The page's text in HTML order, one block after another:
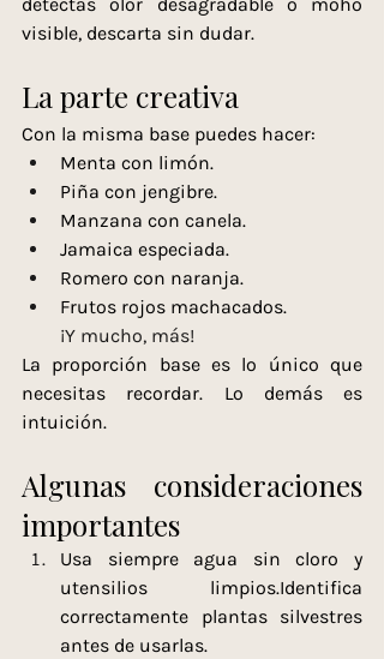
visible, descarta sin dudar.
La parte creativa
Con la misma base puedes hacer:
Menta con limón.
Piña con jengibre.
Manzana con canela.
Jamaica especiada.
Romero con naranja.
Frutos rojos machacados.
¡Y mucho, más!
La proporción base es lo único que
necesitas recordar. Lo demás es
intuición.
Algunas consideraciones
importantes
Usa siempre agua sin cloro y
utensilios limpios.Identifica
correctamente plantas silvestres
antes de usarlas.